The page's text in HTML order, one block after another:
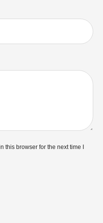
this browser for the next time I